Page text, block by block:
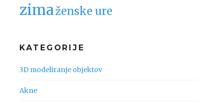
zimaženske ure
KATEGORIJE
3D modeliranje objektov
Akne